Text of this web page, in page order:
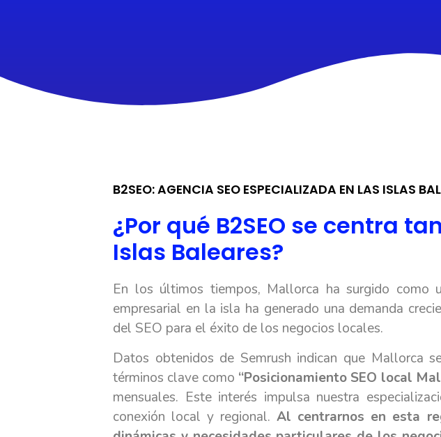
B2SEO: AGENCIA SEO ESPECIALIZADA EN LAS ISLAS
¿Por qué B2SEO se centra
Islas Baleares?
En los últimos tiempos, Mallorca ha surgido
empresarial en la isla ha generado una demanda
del SEO para el éxito de los negocios locales.
Datos obtenidos de Semrush indican que Mallorca
términos clave como “Posicionamiento SEO local
mensuales. Este interés impulsa nuestra
conexión local y regional.Al centrarnos en esta